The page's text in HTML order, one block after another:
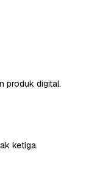
produk digital.
ketiga.